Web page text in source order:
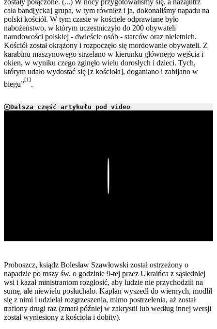
zostały połączone. (...) W nocy przygotowaliśmy się, a nazajutrz
cała band[ycka] grupa, w tym również i ja, dokonaliśmy napadu na
polski kościół. W tym czasie w kościele odprawiane było
nabożeństwo, w którym uczestniczyło do 200 obywateli
narodowości polskiej - dwieście osób - starców oraz nieletnich.
Kościół został okrążony i rozpoczęło się mordowanie obywateli. Z
karabinu maszynowego strzelano w kierunku głównego wejścia i
okien, w wyniku czego zginęło wielu dorosłych i dzieci. Tych,
którym udało wydostać się [z kościoła], doganiano i zabijano w
biegu”
[1]
.
Dalsza część artykułu pod video
Proboszcz, ksiądz Bolesław Szawłowski został ostrzeżony o
napadzie po mszy św. o godzinie 9-tej przez Ukraińca z sąsiedniej
wsi i kazał ministrantom rozgłosić, aby ludzie nie przychodzili na
sumę, ale niewielu posłuchało. Kapłan wyszedł do wiernych, modlił
się z nimi i udzielał rozgrzeszenia, mimo postrzelenia, aż został
trafiony drugi raz (zmarł później w zakrystii lub według innej wersji
został wyniesiony z kościoła i dobity).